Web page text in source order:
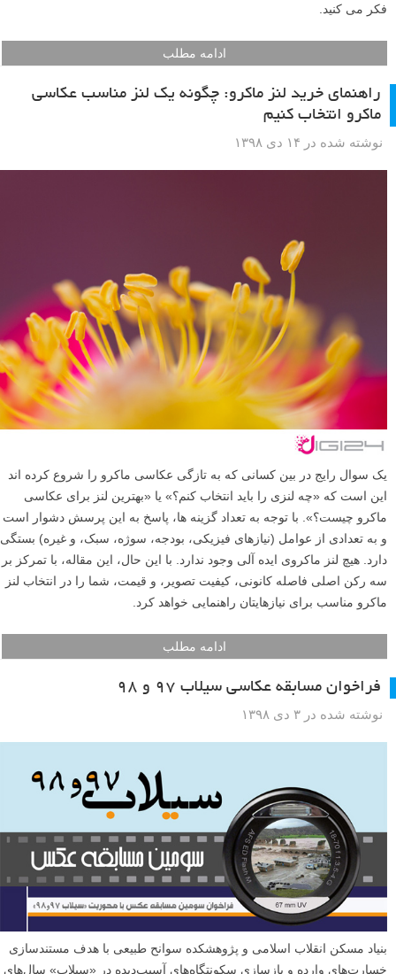
فکر می کنید.
ادامه مطلب
راهنمای خرید لنز ماکرو: چگونه یک لنز مناسب عکاسی
ماکرو انتخاب کنیم
نوشته شده در ۱۴ دی ۱۳۹۸
یک سوال رایج در بین کسانی که به تازگی عکاسی ماکرو را شروع کرده اند
این است که «چه لنزی را باید انتخاب کنم؟» یا «بهترین لنز برای عکاسی
ماکرو چیست؟». با توجه به تعداد گزینه ها، پاسخ به این پرسش دشوار است
و به تعدادی از عوامل (نیازهای فیزیکی، بودجه، سوژه، سبک، و غیره) بستگی
دارد. هیچ لنز ماکروی ایده آلی وجود ندارد. با این حال، این مقاله، با تمرکز بر
سه رکن اصلی فاصله کانونی، کیفیت تصویر، و قیمت، شما را در انتخاب لنز
ماکرو مناسب برای نیازهایتان راهنمایی خواهد کرد.
ادامه مطلب
فراخوان مسابقه عکاسی سیلاب ۹۷ و ۹۸
نوشته شده در ۳ دی ۱۳۹۸
بنیاد مسکن انقلاب اسلامی و پژوهشکده سوانح طبیعی با هدف مستندسازی
خسارت‌های وارده و بازسازی سکونتگاه‌های آسیب‌دیده در «سیلاب» سال‌های